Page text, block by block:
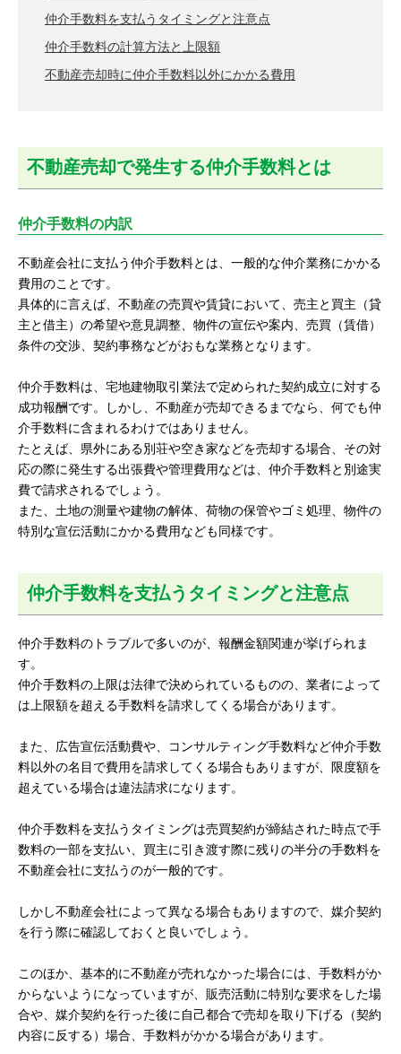
仲介手数料を支払うタイミングと注意点
仲介手数料の計算方法と上限額
不動産売却時に仲介手数料以外にかかる費用
不動産売却で発生する仲介手数料とは
仲介手数料の内訳
不動産会社に支払う仲介手数料とは、一般的な仲介業務にかかる
費用のことです。
具体的に言えば、不動産の売買や賃貸において、売主と買主（貸
主と借主）の希望や意見調整、物件の宣伝や案内、売買（賃借）
条件の交渉、契約事務などがおもな業務となります。
仲介手数料は、宅地建物取引業法で定められた契約成立に対する
成功報酬です。しかし、不動産が売却できるまでなら、何でも仲
介手数料に含まれるわけではありません。
たとえば、県外にある別荘や空き家などを売却する場合、その対
応の際に発生する出張費や管理費用などは、仲介手数料と別途実
費で請求されるでしょう。
また、土地の測量や建物の解体、荷物の保管やゴミ処理、物件の
特別な宣伝活動にかかる費用なども同様です。
仲介手数料を支払うタイミングと注意点
仲介手数料のトラブルで多いのが、報酬金額関連が挙げられま
す。
仲介手数料の上限は法律で決められているものの、業者によって
は上限額を超える手数料を請求してくる場合があります。
また、広告宣伝活動費や、コンサルティング手数料など仲介手数
料以外の名目で費用を請求してくる場合もありますが、限度額を
超えている場合は違法請求になります。
仲介手数料を支払うタイミングは売買契約が締結された時点で手
数料の一部を支払い、買主に引き渡す際に残りの半分の手数料を
不動産会社に支払うのが一般的です。
しかし不動産会社によって異なる場合もありますので、媒介契約
を行う際に確認しておくと良いでしょう。
このほか、基本的に不動産が売れなかった場合には、手数料がか
からないようになっていますが、販売活動に特別な要求をした場
合や、媒介契約を行った後に自己都合で売却を取り下げる（契約
内容に反する）場合、手数料がかかる場合があります。